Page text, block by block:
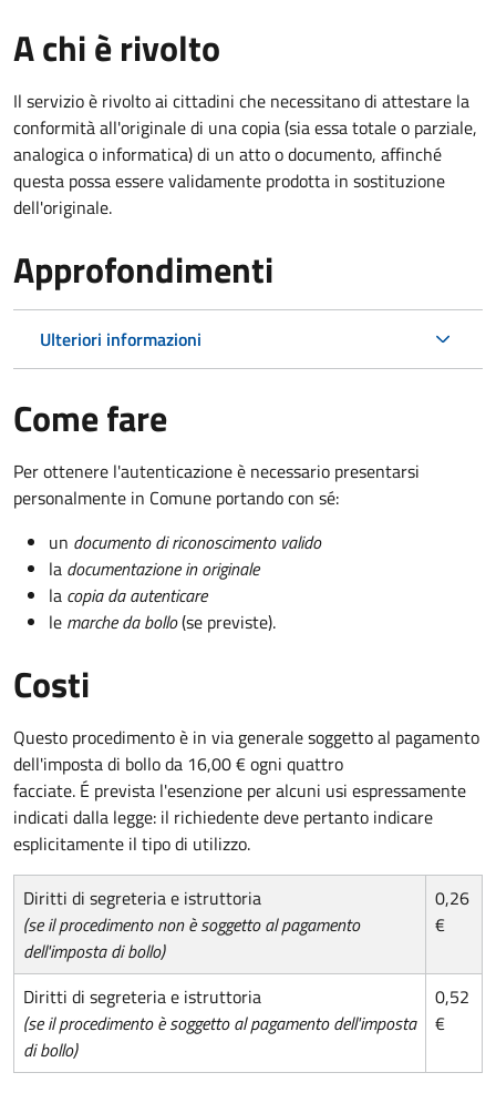
A chi è rivolto
Il servizio è rivolto ai cittadini che necessitano di attestare la
conformità all'originale di una copia (sia essa totale o parziale,
analogica o informatica) di un atto o documento, affinché
questa possa essere validamente prodotta in sostituzione
dell'originale.
Approfondimenti
Ulteriori informazioni
Come fare
Per ottenere l'autenticazione è necessario presentarsi
personalmente in Comune portando con sé:
un documento di riconoscimento valido
la documentazione in originale
la copia da autenticare
le marche da bollo(se previste).
Costi
Questo procedimento è in via generale soggetto al pagamento
dell'imposta di bollo da 16,00 € ogni quattro
facciate. É prevista l'esenzione per alcuni usi espressamente
indicati dalla legge: il richiedente deve pertanto indicare
esplicitamente il tipo di utilizzo.
Diritti di segreteria e istruttoria
(se il procedimento non è soggetto al pagamento
dell'imposta di bollo)
0,26
€
Diritti di segreteria e istruttoria
(se il procedimento è soggetto al pagamento dell'imposta
di bollo)
0,52
€